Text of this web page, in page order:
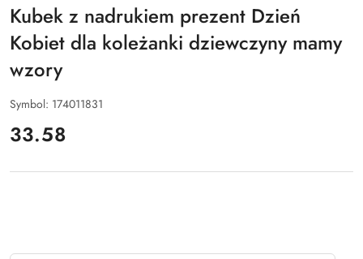
Kubek z nadrukiem prezent Dzień
Kobiet dla koleżanki dziewczyny mamy
wzory
Symbol: 174011831
cena:
33.58